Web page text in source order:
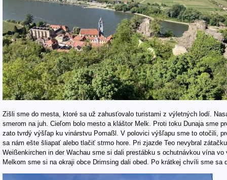
Zišli sme do mesta, ktoré sa už zahusťovalo turistami z výletných lodí.
smerom na juh. Cieľom bolo mesto a kláštor Melk. Proti toku Dunaja sme
zato tvrdý výšľap ku vinárstvu Pomaßl. V polovici výšľapu sme to otočili,
sa nám ešte šliapať alebo tlačiť strmo hore. Pri zjazde Teo nevybral
Weißenkirchen in der Wachau sme si dali prestábku s ochutnávkou vína
Melkom sme si na okraji obce Drimsing dali obed. Po krátkej chvíli sme